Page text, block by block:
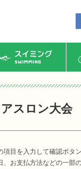
スイミング
スロン大会
項目を入力して確認ボタ
、お支払方法などの一部